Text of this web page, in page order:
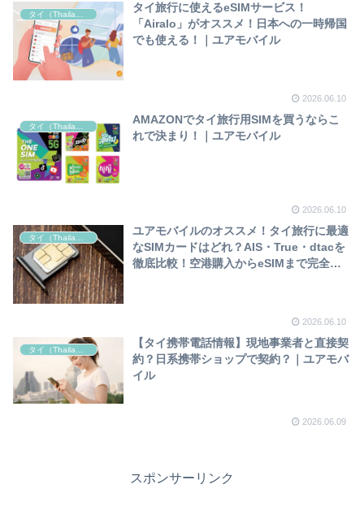
タイ（Thailand）
タイ旅行に使えるeSIMサービス！
「Airalo」がオススメ！日本への一時帰国
でも使える！｜ユアモバイル
2026.06.10
AMAZONでタイ旅行用SIMを買うならこ
れで決まり！｜ユアモバイル
2026.06.10
タイ（Thailand）
ユアモバイルのオススメ！タイ旅行に最適
なSIMカードはどれ？AIS・True・dtacを
徹底比較！空港購入からeSIMまで完全ガ
2026.06.10
【タイ携帯電話情報】現地事業者と直接契
約？日系携帯ショップで契約？｜ユアモバ
イル
2026.06.09
スポンサーリンク